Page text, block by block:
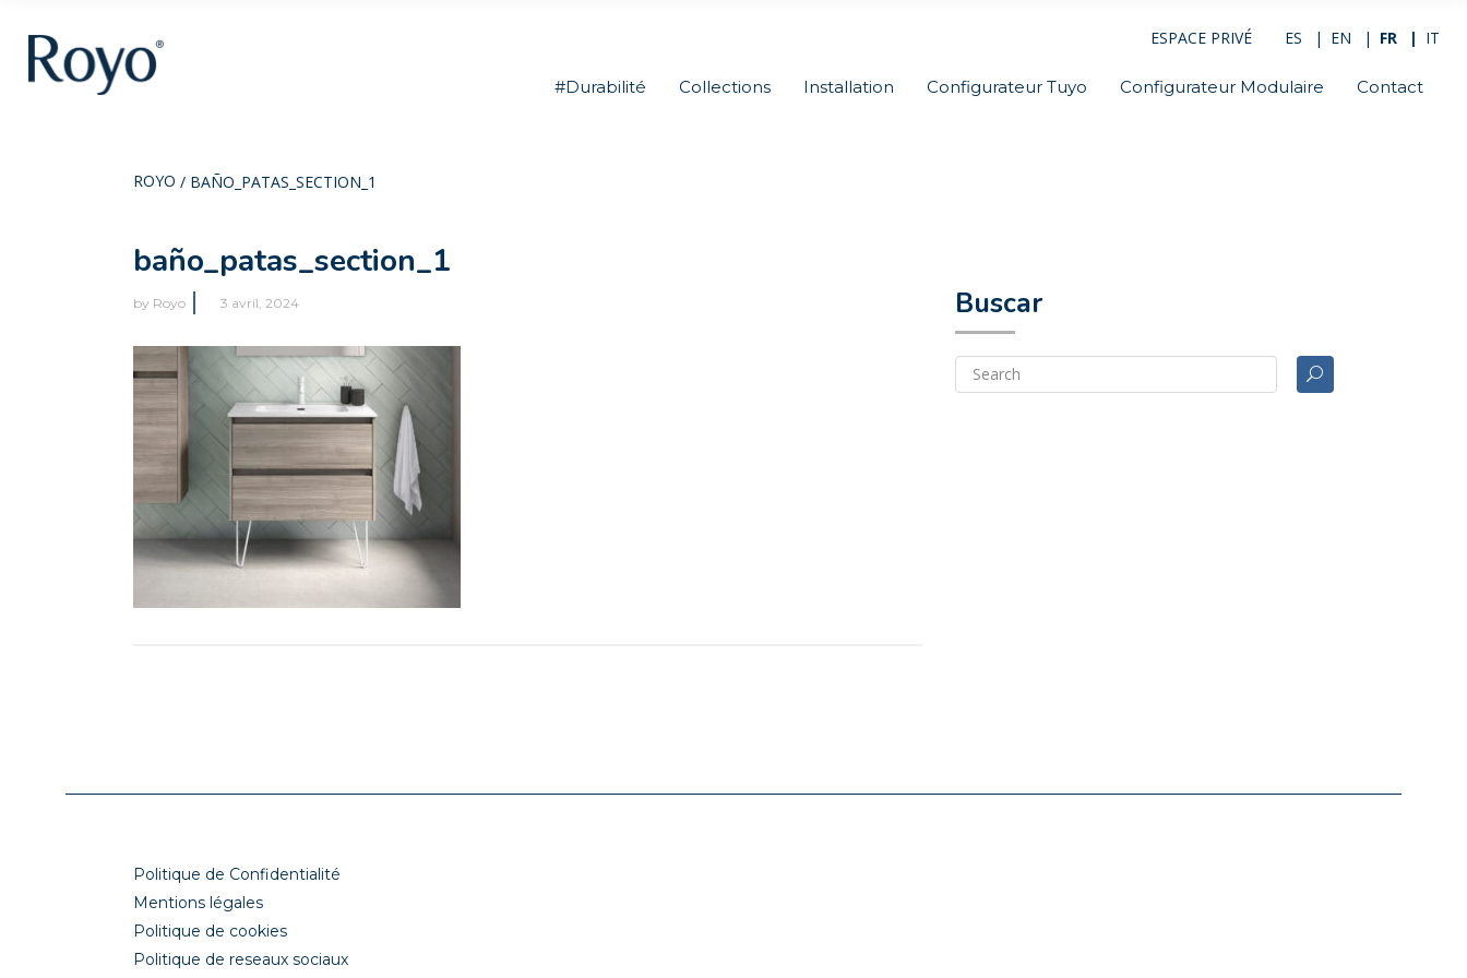
ESPACE PRIVÉ ES EN FR IT
#Durabilité Collections Installation Configurateur Tuyo Configurateur Modulaire Contact
ROYO / BAÑO_PATAS_SECTION_1
baño_patas_section_1
by Royo 3 avril, 2024 Buscar
Politique de Confidentialité
Mentions légales
Politique de cookies
Politique de reseaux sociaux